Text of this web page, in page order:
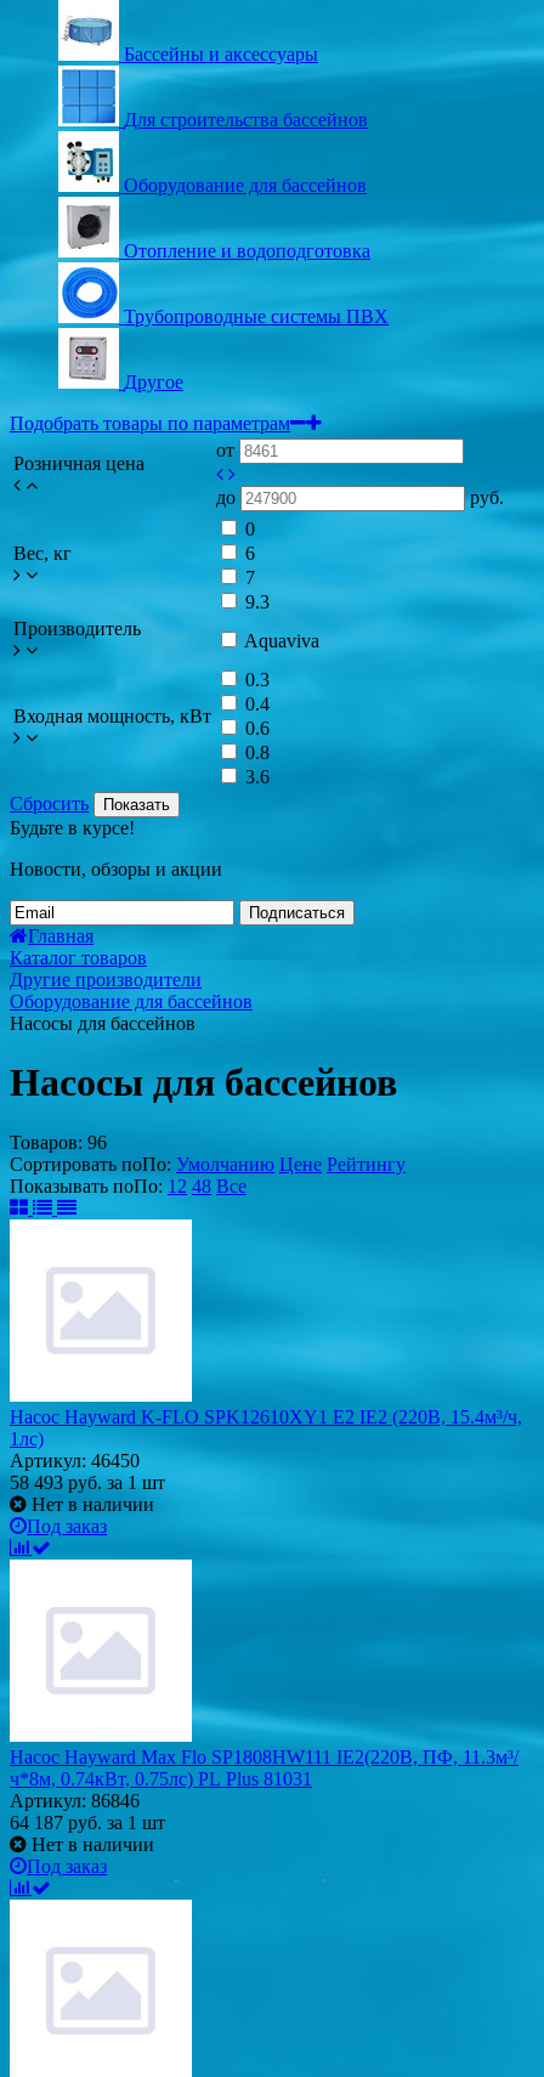
Бассейны и аксессуары
Для строительства бассейнов
Оборудование для бассейнов
Отопление и водоподготовка
Трубопроводные системы ПВХ
Другое
Подобрать товары по параметрам
Розничная цена
от
до руб.
Вес, кг
0
6
7
9.3
Производитель
Aquaviva
Входная мощность, кВт
0.3
0.4
0.6
0.8
3.6
Сбросить
Показать
Будьте в курсе!
Новости, обзоры и акции
Подписаться
Главная
Каталог товаров
Другие производители
Оборудование для бассейнов
Насосы для бассейнов
Насосы для бассейнов
Товаров: 96
Сортировать поПо: Умолчанию Цене Рейтингу
Показывать поПо: 12 48 Все
Насос Hayward K-FLO SPK12610XY1 E2 IE2 (220В, 15.4м³/ч,
1лс)
Артикул: 46450
58 493 руб. за 1 шт
Нет в наличии
Под заказ
Насос Hayward Max Flo SP1808HW111 IE2(220В, ПФ, 11.3м³/
ч*8м, 0.74кВт, 0.75лс) PL Plus 81031
Артикул: 86846
64 187 руб. за 1 шт
Нет в наличии
Под заказ